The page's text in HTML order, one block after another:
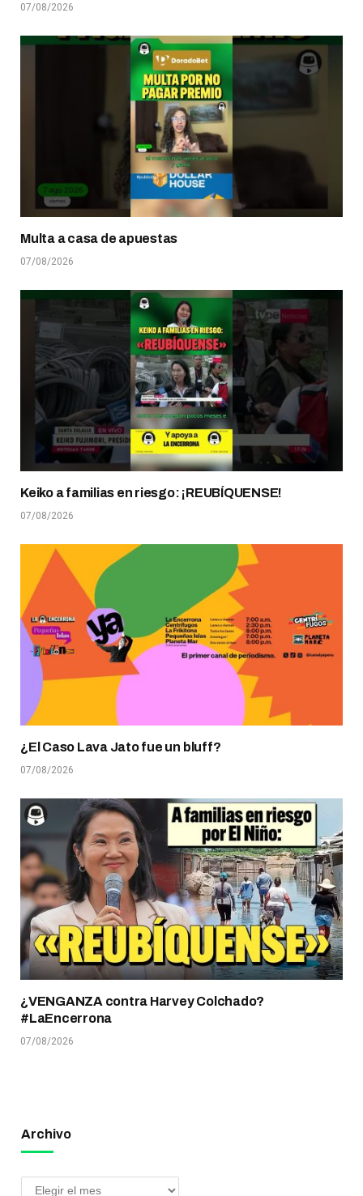
07/08/2026
Multa a casa de apuestas
07/08/2026
Keiko a familias en riesgo: ¡REUBÍQUENSE!
07/08/2026
¿El Caso Lava Jato fue un bluff?
07/08/2026
¿VENGANZA contra Harvey Colchado?
#LaEncerrona
07/08/2026
Archivo